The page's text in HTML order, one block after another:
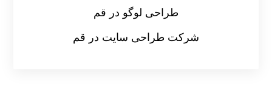
طراحی لوگو در قم
شرکت طراحی سایت در قم